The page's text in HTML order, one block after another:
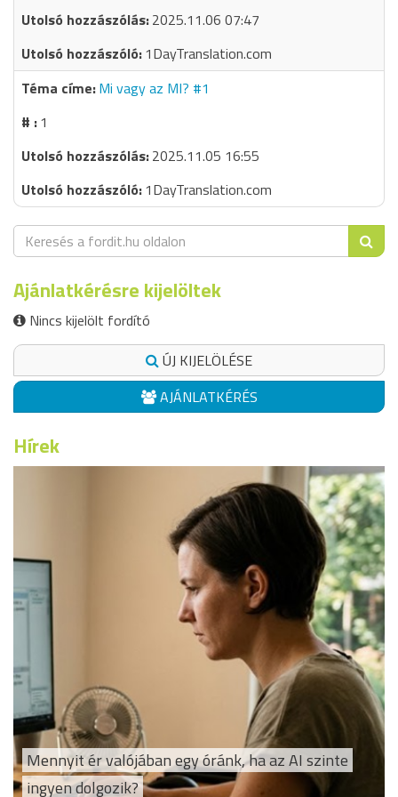
2025.11.06 07:47
1DayTranslation.com
Mi vagy az MI? #1
1
2025.11.05 16:55
1DayTranslation.com
Ajánlatkérésre kijelöltek
Nincs kijelölt fordító
ÚJ KIJELÖLÉSE
AJÁNLATKÉRÉS
Hírek
Mennyit ér valójában egy óránk, ha az AI szinte
ingyen dolgozik?